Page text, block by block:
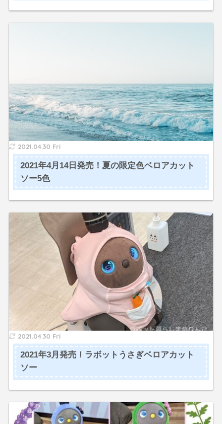
2021.04.30 Fri
2021年4月14日発売！夏の限定色ベロアカット
ソー5色
2021.04.30 Fri
2021年3月発売！ラボットうさぎベロアカット
ソー